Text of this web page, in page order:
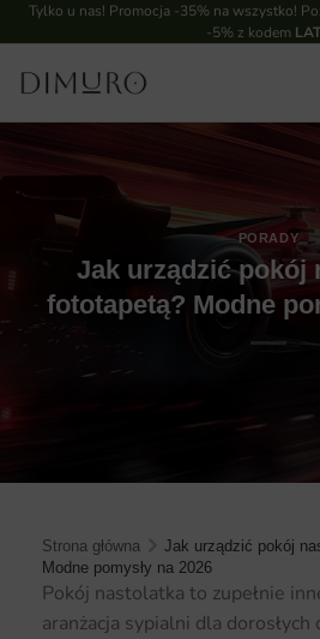
Tylko u nas! Promocja -35% na wszystko!
-5% z kodem
PORADY
Jak urządzić pokój
fototapetą? Modne
Strona główna
Jak urządzić pokój
Modne pomysły na 2026
Pokój nastolatka to zupełnie
aranżacja sypialni dla dorosłych